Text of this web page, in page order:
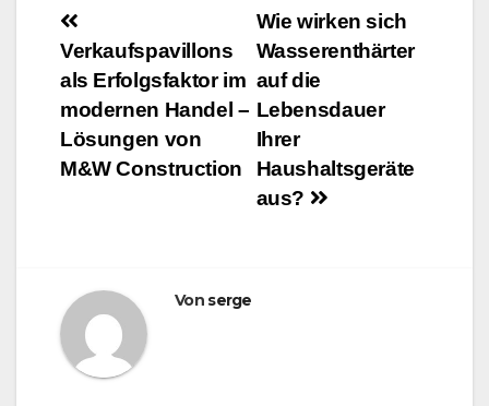
Beitrags-
Navigation
Wie wirken sich
Wasserenthärter
auf die
Lebensdauer
Ihrer
Haushaltsgeräte
aus?
Verkaufspavillons
als Erfolgsfaktor im
modernen Handel –
Lösungen von
M&W Construction
Von serge